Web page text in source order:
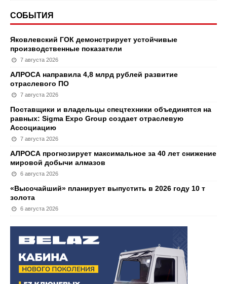
СОБЫТИЯ
Яковлевский ГОК демонстрирует устойчивые
производственные показатели
7 августа 2026
АЛРОСА направила 4,8 млрд рублей развитие
отраслевого ПО
7 августа 2026
Поставщики и владельцы спецтехники объединятся на
равных: Sigma Expo Group создает отраслевую
Ассоциацию
7 августа 2026
АЛРОСА прогнозирует максимальное за 40 лет снижение
мировой добычи алмазов
6 августа 2026
«Высочайший» планирует выпустить в 2026 году 10 т
золота
6 августа 2026